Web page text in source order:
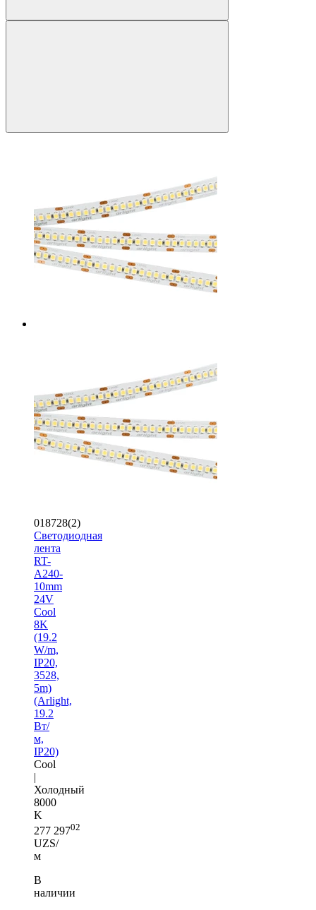
018728(2)
Светодиодная
лента
RT-
A240-
10mm
24V
Cool
8K
(19.2
W/m,
IP20,
3528,
5m)
(Arlight,
19.2
Вт/
м,
IP20)
Cool
|
Холодный
8000
K
277 29702
UZS/
м
В
наличии